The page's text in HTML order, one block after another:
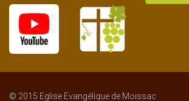
© 2015 Eglise Evangélique de Moissac